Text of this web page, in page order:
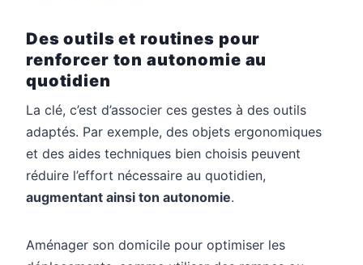
Des outils et routines pour
renforcer ton autonomie au
quotidien
La clé, c’est d’associer ces gestes à des outils
adaptés. Par exemple, des objets ergonomiques
et des aides techniques bien choisis peuvent
réduire l’effort nécessaire au quotidien,
augmentant ainsi ton autonomie.
Aménager son domicile pour optimiser les